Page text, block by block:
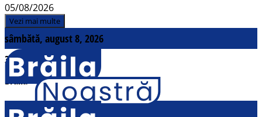
05/08/2026
Vezi mai multe
sâmbătă, august 8, 2026
31°c
Brăila
Contact